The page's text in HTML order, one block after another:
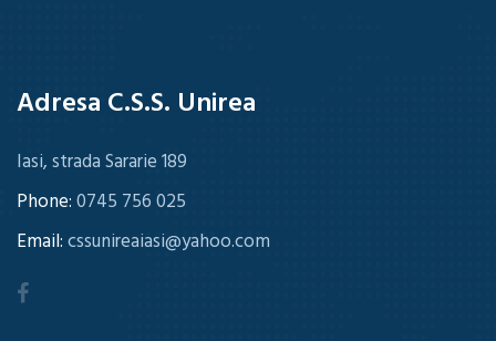
Adresa C.S.S. Unirea
Iasi, strada Sararie 189
Phone:0745 756 025
Email:cssunireaiasi@yahoo.com